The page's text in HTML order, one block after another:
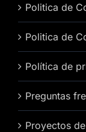
Politica de
Politica de
Política de
Preguntas
Proyectos